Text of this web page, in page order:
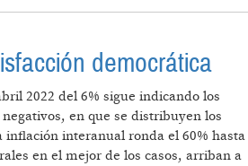
democrática
2022 del 6% sigue indicando los
en que se distribuyen los
inflación interanual ronda el 60% hasta
en el mejor de los casos, arriban a